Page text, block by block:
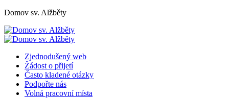
Domov sv. Alžběty
Zjednodušený web
Žádost o přijetí
Často kladené otázky
Podpořte nás
Volná pracovní místa